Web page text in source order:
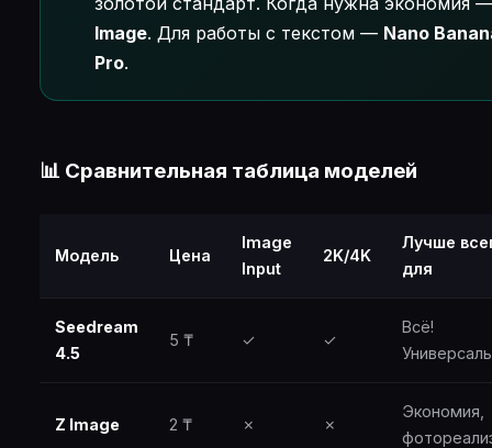
Image. Для работы с текстом — Nano
Pro.
📊 Сравнительная таблица моделей
Модель Цена
Image
Input
2K/4K
Лучше
для
Seedream
4.5
5 ₸ ✓ ✓
Всё!
Z Image 2 ₸ ✗ ✗
Экономия,